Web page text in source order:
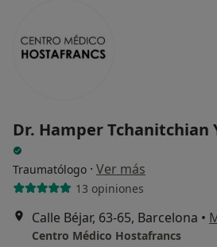
Dr. Hamper Tchanitchian
Traumatólogo · Ver más
13 opiniones
Calle Béjar, 63-65, Barcelona •
Centro Médico Hostafrancs